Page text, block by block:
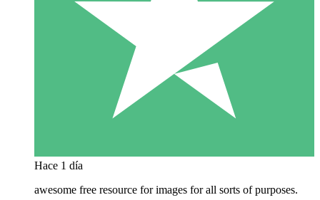
Hace 1 día
awesome free resource for images for all sorts of purposes.